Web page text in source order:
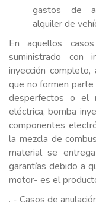
gastos de
alquiler de
En aquellos
suministrado con
inyección
que no formen
desperfectos o el
eléctrica, bomba
componentes
la mezcla de
material se
garantías debido a
motor- es el
. - Casos de